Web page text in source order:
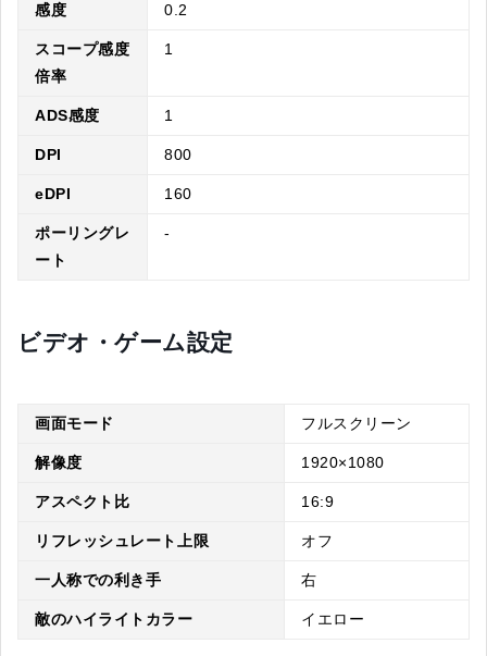
感度 0.2
スコープ感度
倍率
1
ADS感度 1
DPI 800
eDPI 160
ポーリングレ
ート
-
ビデオ・ゲーム設定
画面モード フルスクリーン
解像度 1920×1080
アスペクト比 16:9
リフレッシュレート上限 オフ
一人称での利き手 右
敵のハイライトカラー イエロー